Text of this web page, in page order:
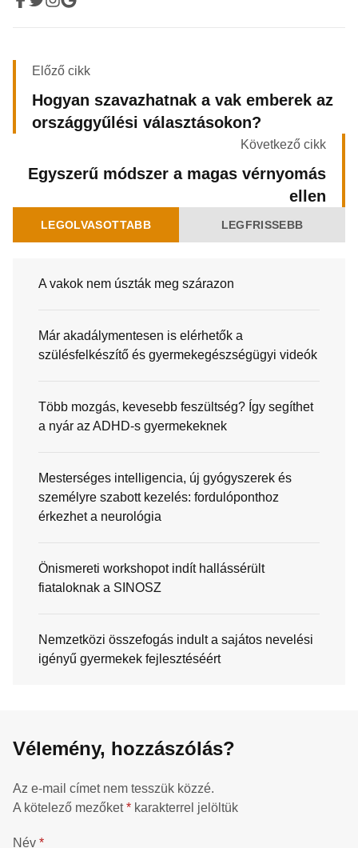
Előző cikk
Hogyan szavazhatnak a vak emberek az
országgyűlési választásokon?
Következő cikk
Egyszerű módszer a magas vérnyomás
ellen
LEGOLVASOTTABB LEGFRISSEBB
A vakok nem úszták meg szárazon
Már akadálymentesen is elérhetők a
szülésfelkészítő és gyermekegészségügyi videók
Több mozgás, kevesebb feszültség? Így segíthet
a nyár az ADHD-s gyermekeknek
Mesterséges intelligencia, új gyógyszerek és
személyre szabott kezelés: fordulóponthoz
érkezhet a neurológia
Önismereti workshopot indít hallássérült
fiataloknak a SINOSZ
Nemzetközi összefogás indult a sajátos nevelési
igényű gyermekek fejlesztéséért
Vélemény, hozzászólás?
Az e-mail címet nem tesszük közzé.
A kötelező mezőket* karakterrel jelöltük
Név *